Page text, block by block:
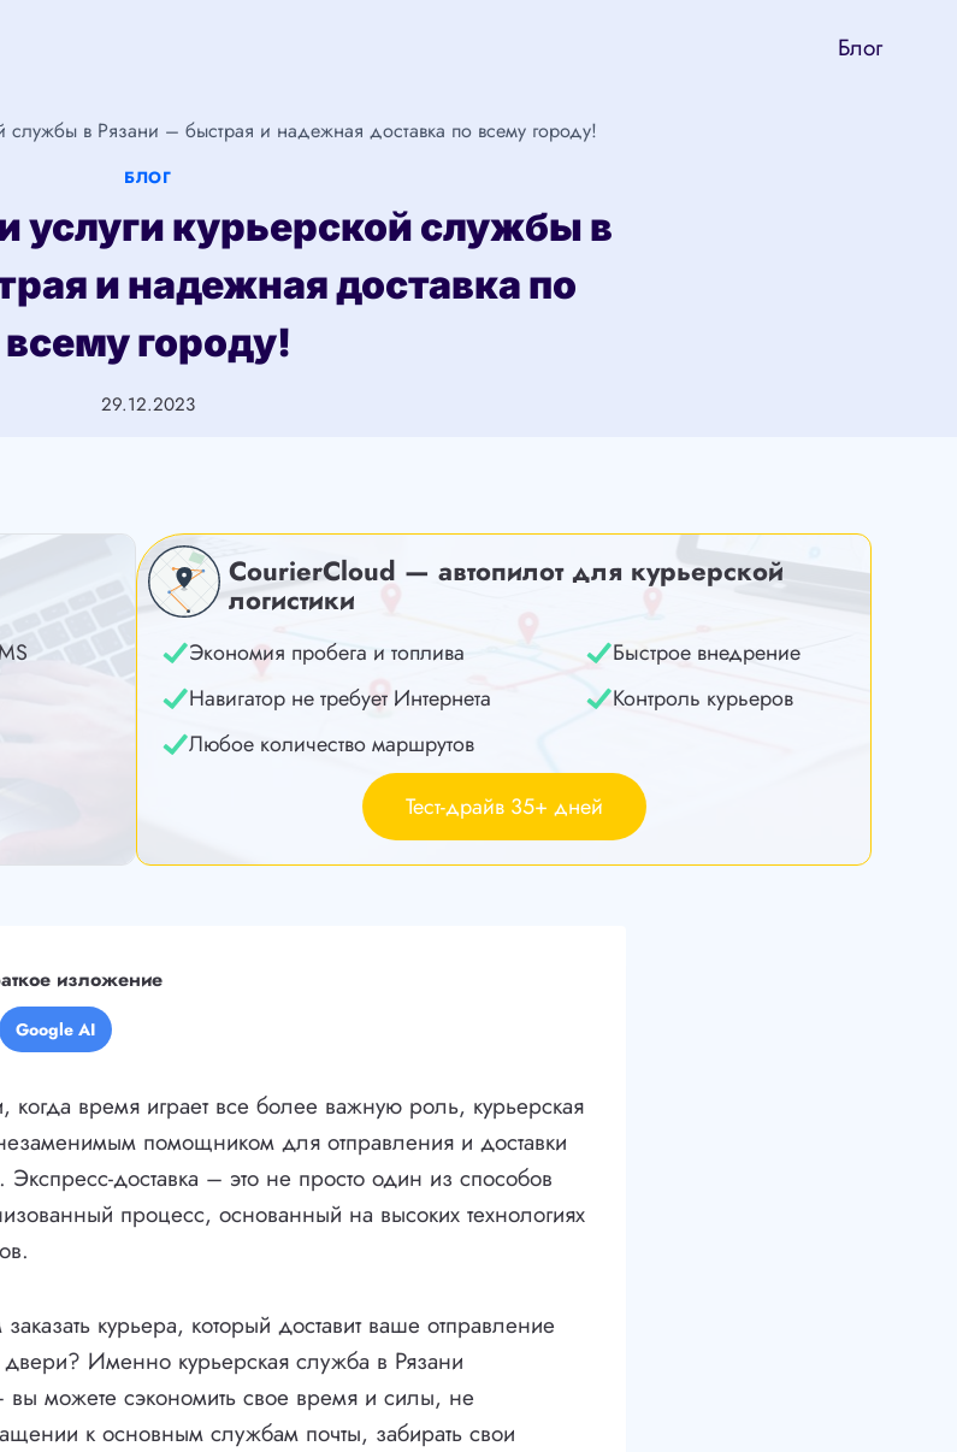
Блог
службы в Рязани – быстрая и надежная доставка по всему городу!
БЛОГ
услуги курьерской службы в
и надежная доставка по
всему городу!
29.12.2023
CourierCloud — автопилот для курьерской
логистики
Экономия пробега и топлива
Быстрое внедрение
Навигатор не требует Интернета
Контроль курьеров
Любое количество маршрутов
Тест-драйв 35+ дней
изложение
Google AI
время играет все более важную роль, курьерская
помощником для отправления и доставки
доставка – это не просто один из способов
процесс, основанный на высоких технологиях
курьера, который доставит ваше отправление
Именно курьерская служба в Рязани
вы можете сэкономить свое время и силы, не
к основным службам почты, забирать свои